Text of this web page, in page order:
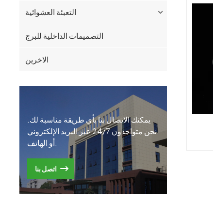
التعبئة العشوائية
التصميمات الداخلية للبرج
الاخرين
يمكنك الاتصال بنا بأي طريقة مناسبة لك.
نحن متواجدون 24/7 عبر البريد الإلكتروني
أو الهاتف.
اتصل بنا